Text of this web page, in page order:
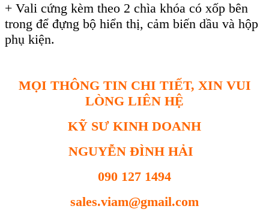
+ Vali cứng kèm theo 2 chìa khóa có xốp bên
trong để đựng bộ hiển thị, cảm biến dầu và hộp
phụ kiện.
MỌI THÔNG TIN CHI TIẾT, XIN VUI
LÒNG LIÊN HỆ
KỸ SƯ KINH DOANH
NGUYỄN ĐÌNH HẢI
090 127 1494
sales.viam@gmail.com